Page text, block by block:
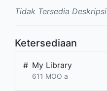
Tidak Tersedia Deskripsi
Ketersediaan
# My Library
611 MOO a